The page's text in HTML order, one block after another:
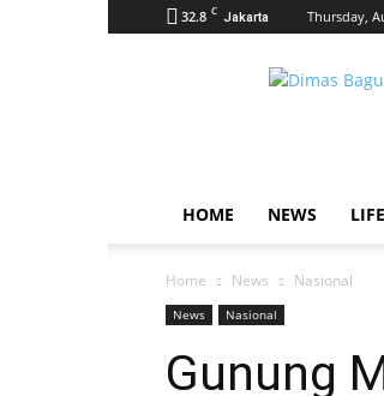
32.8 C Jakarta Thursday,
HOME NEWS
Home News Nasional
News Nasional
Gunung